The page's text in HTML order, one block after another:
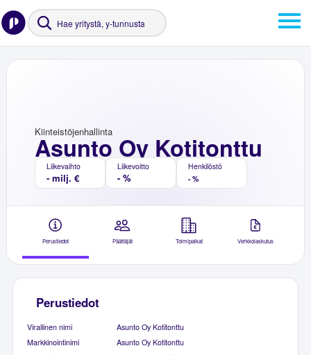
Asunto Oy Kotitonttu
Kiinteistöjenhallinta
Liikevaihto
- milj. €
Liikevoitto
- %
Henkilöstö
- %
Perustiedot Päättäjät Toimipaikat Verkkolaskutus
Perustiedot
Virallinen nimi
Asunto Oy Kotitonttu
Markkinointinimi
Asunto Oy Kotitonttu